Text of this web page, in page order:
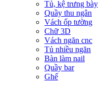
Tủ, kệ trưng bày
Quầy thu ngân
Vách ốp tường
Chữ 3D
Vách ngăn cnc
Tủ nhiều ngăn
Bàn làm nail
Quầy bar
Ghế